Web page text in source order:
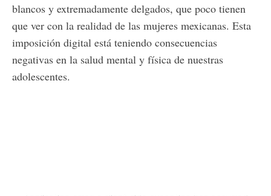
blancos y extremadamente delgados, que poco tienen
que ver con la realidad de las mujeres mexicanas. Esta
imposición digital está teniendo consecuencias
negativas en la salud mental y física de nuestras
adolescentes.